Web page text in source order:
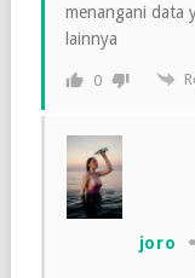
menangani data
lainnya
0
joro